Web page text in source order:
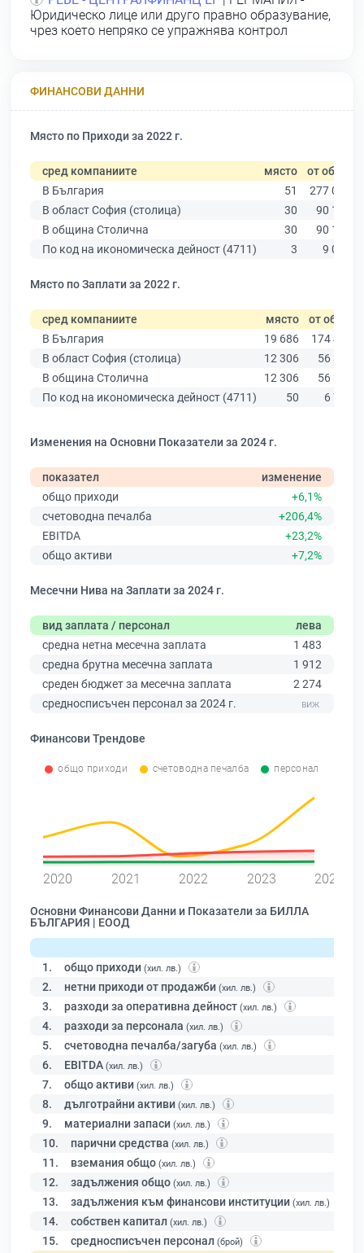
Юридическо лице или друго правно образувание,
чрез което непряко се упражнява контрол
ФИНАНСОВИ ДАННИ
Място по Приходи за 2022 г.
сред компаниите място от общо
В България
51
277 019
В област София (столица)
30
90 178
В община Столична
30
90 178
По код на икономическа дейност (4711)
3 9 025
Място по Заплати за 2022 г.
сред компаниите място от общо
В България
19 686
174 403
В област София (столица)
12 306
56 378
В община Столична
12 306
56 378
По код на икономическа дейност (4711)
50 6 773
Изменения на Основни Показатели за 2024 г.
показател
изменение
общо приходи
+6,1%
счетоводна печалба
+206,4%
EBITDA
+23,2%
общо активи
+7,2%
Месечни Нива на Заплати за 2024 г.
вид заплата / персонал
лева
средна нетна месечна заплата
1 483
средна брутна месечна заплата
1 912
среден бюджет за месечна заплата
2 274
средносписъчен персонал за 2024 г.
Финансови Трендове
общо приходи счетоводна печалба персонал
2020 2021 2022 2023 2024
Основни Финансови Данни и Показатели за БИЛЛА
БЪЛГАРИЯ | ЕООД
1. общо приходи (хил. лв.)
2. нетни приходи от продажби (хил. лв.)
3. разходи за оперативна дейност (хил. лв.)
4. разходи за персонала (хил. лв.)
5. счетоводна печалба/загуба (хил. лв.)
6. EBITDA (хил. лв.)
7. общо активи (хил. лв.)
8. дълготрайни активи (хил. лв.)
9. материални запаси (хил. лв.)
10. парични средства (хил. лв.)
11. вземания общо (хил. лв.)
12. задължения общо (хил. лв.)
13. задължения към финансови институции (хил. лв.)
14. собствен капитал (хил. лв.)
15. средносписъчен персонал (брой)